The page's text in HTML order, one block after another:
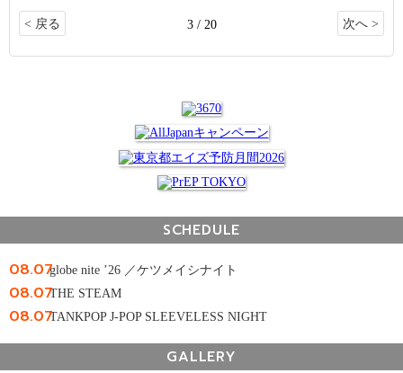
< 戻る 3 / 20 次へ >
SCHEDULE
08.07globe nite ’26 ／ケツメイシナイト
08.07THE STEAM
08.07TANKPOP J-POP SLEEVELESS NIGHT
GALLERY